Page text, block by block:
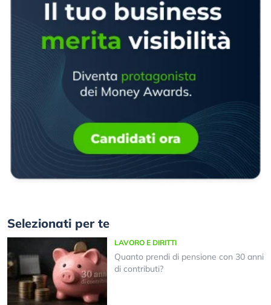
Selezionati per te
LAVORO E DIRITTI
Quanto prendi di pensione con 30 anni
di contributi?